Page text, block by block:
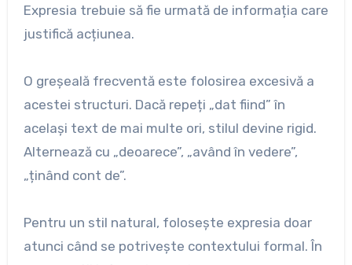
Expresia trebuie să fie urmată de informația care
justifică acțiunea.
O greșeală frecventă este folosirea excesivă a
acestei structuri. Dacă repeți „dat fiind” în
același text de mai multe ori, stilul devine rigid.
Alternează cu „deoarece”, „având în vedere”,
„ținând cont de”.
Pentru un stil natural, folosește expresia doar
atunci când se potrivește contextului formal. În